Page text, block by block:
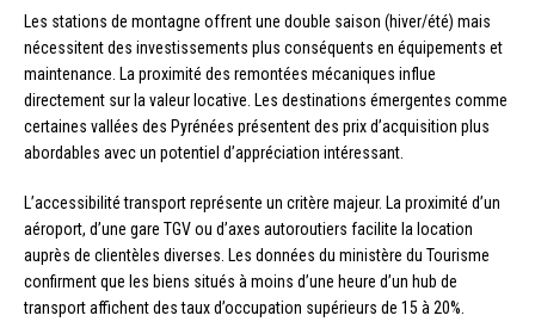
Les stations de montagne offrent une double saison (hiver/été) mais
nécessitent des investissements plus conséquents en équipements et
maintenance. La proximité des remontées mécaniques influe
directement sur la valeur locative. Les destinations émergentes comme
certaines vallées des Pyrénées présentent des prix d’acquisition plus
abordables avec un potentiel d’appréciation intéressant.
L’accessibilité transport représente un critère majeur. La proximité d’un
aéroport, d’une gare TGV ou d’axes autoroutiers facilite la location
auprès de clientèles diverses. Les données du ministère du Tourisme
confirment que les biens situés à moins d’une heure d’un hub de
transport affichent des taux d’occupation supérieurs de 15 à 20%.